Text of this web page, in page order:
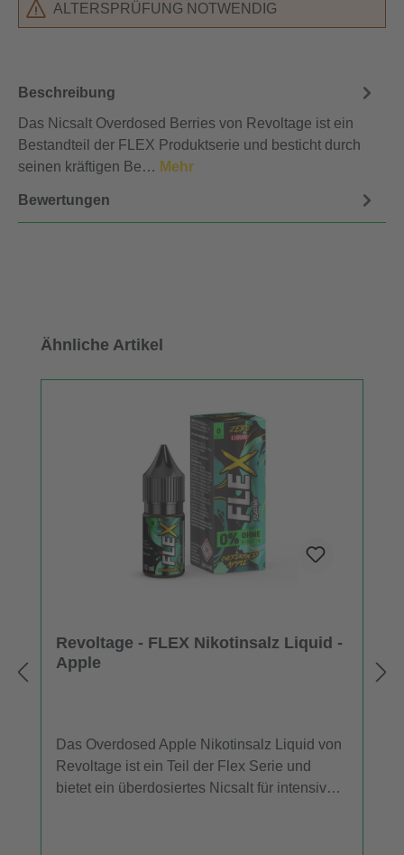
ALTERSPRÜFUNG NOTWENDIG
Beschreibung
Das Nicsalt Overdosed Berries von Revoltage ist ein
Bestandteil der FLEX Produktserie und besticht durch
seinen kräftigen Be… Mehr
Bewertungen
Produktgalerie überspringen
Ähnliche Artikel
Revoltage - FLEX Nikotinsalz Liquid -
Apple
Das Overdosed Apple Nikotinsalz Liquid von
Revoltage ist ein Teil der Flex Serie und
bietet ein überdosiertes Nicsalt für intensiven